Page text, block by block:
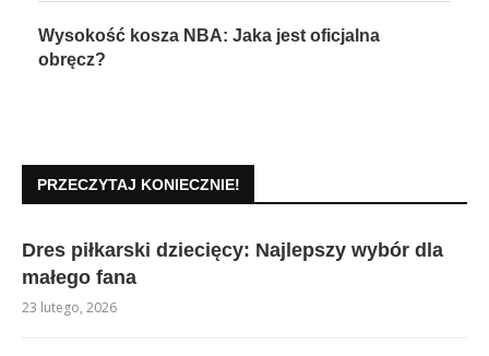
Wysokość kosza NBA: Jaka jest oficjalna
obręcz?
PRZECZYTAJ KONIECZNIE!
Dres piłkarski dziecięcy: Najlepszy wybór dla
małego fana
23 lutego, 2026